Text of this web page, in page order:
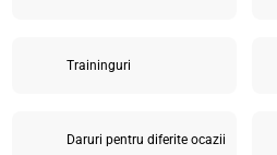
Traininguri
Daruri pentru diferite ocazii